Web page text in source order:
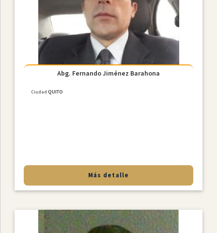
Abg. Fernando Jiménez Barahona
Ciudad QUITO
Más detalle